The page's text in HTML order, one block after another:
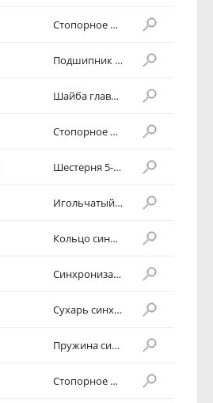
Стопорное кольцо
Подшипник главного вала
Шайба главного вала
Стопорное кольцо
Шестерня 5-ой передачи в сборе
Игольчатый подшипник
Кольцо синхронизатора
Синхронизатор 5-ой передачи в сборе
Сухарь синхронизатора 5-ой передачи
Пружина синхронизатора 5-ой передач
Стопорное кольцо